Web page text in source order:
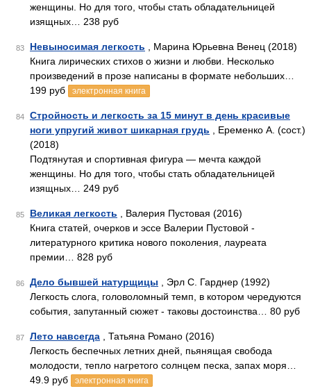
женщины. Но для того, чтобы стать обладательницей
изящных… 238 руб
83 Невыносимая легкость , Марина Юрьевна Венец (2018)
Книга лирических стихов о жизни и любви. Несколько
произведений в прозе написаны в формате небольших…
199 руб
электронная книга
84
Стройность и легкость за 15 минут в день красивые
ноги упругий живот шикарная грудь , Еременко А. (сост.)
(2018)
Подтянутая и спортивная фигура — мечта каждой
женщины. Но для того, чтобы стать обладательницей
изящных… 249 руб
85 Великая легкость , Валерия Пустовая (2016)
Книга статей, очерков и эссе Валерии Пустовой -
литературного критика нового поколения, лауреата
премии… 828 руб
86 Дело бывшей натурщицы , Эрл С. Гарднер (1992)
Легкость слога, головоломный темп, в котором чередуются
события, запутанный сюжет - таковы достоинства… 80 руб
87 Лето навсегда , Татьяна Романо (2016)
Легкость беспечных летних дней, пьянящая свобода
молодости, тепло нагретого солнцем песка, запах моря…
49.9 руб
электронная книга